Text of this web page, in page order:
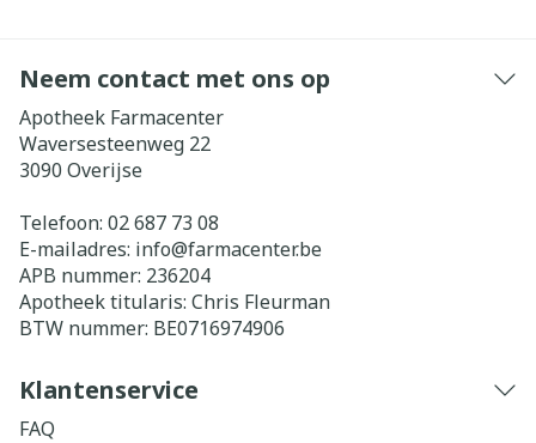
Neem contact met ons op
Apotheek Farmacenter
Waversesteenweg 22
3090 Overijse
Telefoon: 02 687 73 08
E-mailadres: info@farmacenter.be
APB nummer: 236204
Apotheek titularis: Chris Fleurman
BTW nummer: BE0716974906
Klantenservice
FAQ